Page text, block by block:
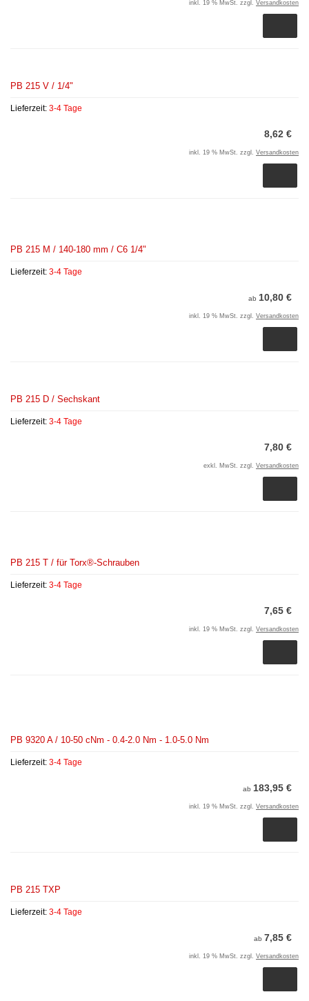
inkl. 19 % MwSt. zzgl. Versandkosten
PB 215 V / 1/4"
Lieferzeit: 3-4 Tage
8,62 €
inkl. 19 % MwSt. zzgl. Versandkosten
PB 215 M / 140-180 mm / C6 1/4"
Lieferzeit: 3-4 Tage
ab 10,80 €
inkl. 19 % MwSt. zzgl. Versandkosten
PB 215 D / Sechskant
Lieferzeit: 3-4 Tage
7,80 €
exkl. MwSt. zzgl. Versandkosten
PB 215 T / für Torx®-Schrauben
Lieferzeit: 3-4 Tage
7,65 €
inkl. 19 % MwSt. zzgl. Versandkosten
PB 9320 A / 10-50 cNm - 0.4-2.0 Nm - 1.0-5.0 Nm
Lieferzeit: 3-4 Tage
ab 183,95 €
inkl. 19 % MwSt. zzgl. Versandkosten
PB 215 TXP
Lieferzeit: 3-4 Tage
ab 7,85 €
inkl. 19 % MwSt. zzgl. Versandkosten